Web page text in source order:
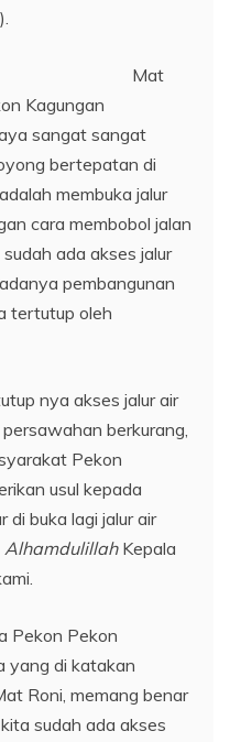
Mat
Kagungan
sangat sangat
bertepatan di
membuka jalur
cara membobol jalan
ada akses jalur
pembangunan
tertutup oleh
nya akses jalur air
berkurang,
Pekon
usul kepada
di buka lagi jalur air
AlhamdulillahKepala
Pekon Pekon
yang di katakan
Roni, memang benar
sudah ada akses